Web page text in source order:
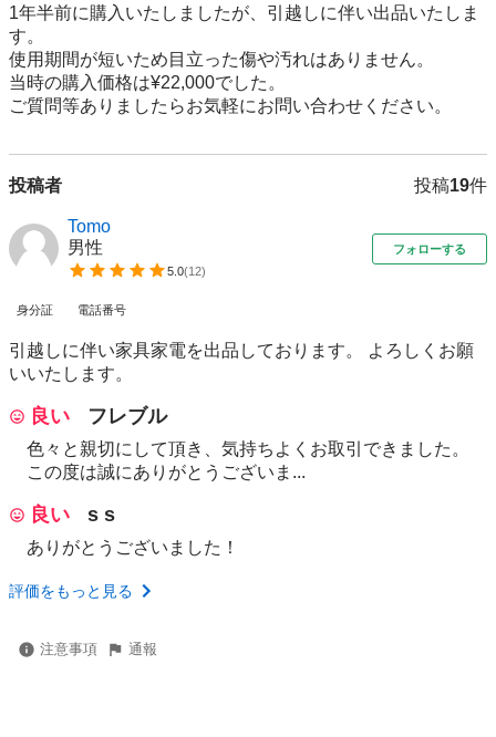
1年半前に購入いたしましたが、引越しに伴い出品いたしま
す。
使用期間が短いため目立った傷や汚れはありません。
当時の購入価格は¥22,000でした。
ご質問等ありましたらお気軽にお問い合わせください。
投稿者 投稿19件
Tomo
男性
5.0(12)
フォローする
身分証 電話番号
引越しに伴い家具家電を出品しております。 よろしくお願
いいたします。
良い フレブル
色々と親切にして頂き、気持ちよくお取引できました。
この度は誠にありがとうございま...
良い s s
ありがとうございました！
評価をもっと見る
注意事項 通報